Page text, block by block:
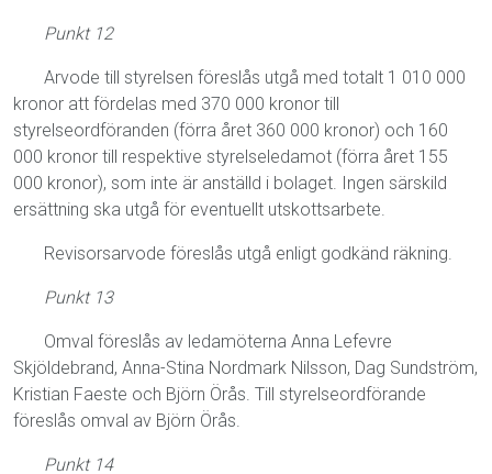
Punkt 12
Arvode till styrelsen föreslås utgå med totalt 1 010 000
kronor att fördelas med 370 000 kronor till
styrelseordföranden (förra året 360 000 kronor) och 160
000 kronor till respektive styrelseledamot (förra året 155
000 kronor), som inte är anställd i bolaget. Ingen särskild
ersättning ska utgå för eventuellt utskottsarbete.
Revisorsarvode föreslås utgå enligt godkänd räkning.
Punkt 13
Omval föreslås av ledamöterna Anna Lefevre
Skjöldebrand, Anna-Stina Nordmark Nilsson, Dag Sundström,
Kristian Faeste och Björn Örås. Till styrelseordförande
föreslås omval av Björn Örås.
Punkt 14